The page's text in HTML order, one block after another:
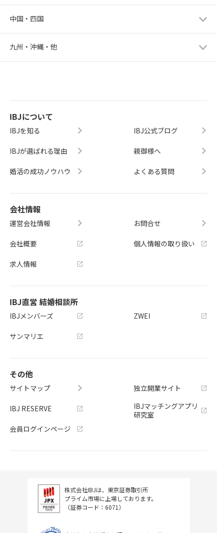
中国・四国
九州・沖縄・他
IBJについて
IBJを知る
IBJが選ばれる理由
婚活の成功ノウハウ
IBJ公式ブログ
親御様へ
よくある質問
会社情報
運営会社情報
会社概要
求人情報
お問合せ
個人情報の取り扱い
IBJ直営 結婚相談所
IBJメンバーズ
サンマリエ
ZWEI
その他
サイトマップ
IBJ RESERVE
会員ログインページ
独立開業サイト
IBJマッチングアプリ
研究室
株式会社IBJは、東京証券取引所
プライム市場に上場しております。
（証券コード：6071）